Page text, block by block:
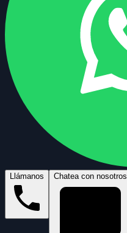
Llámanos Chatea con nosotros